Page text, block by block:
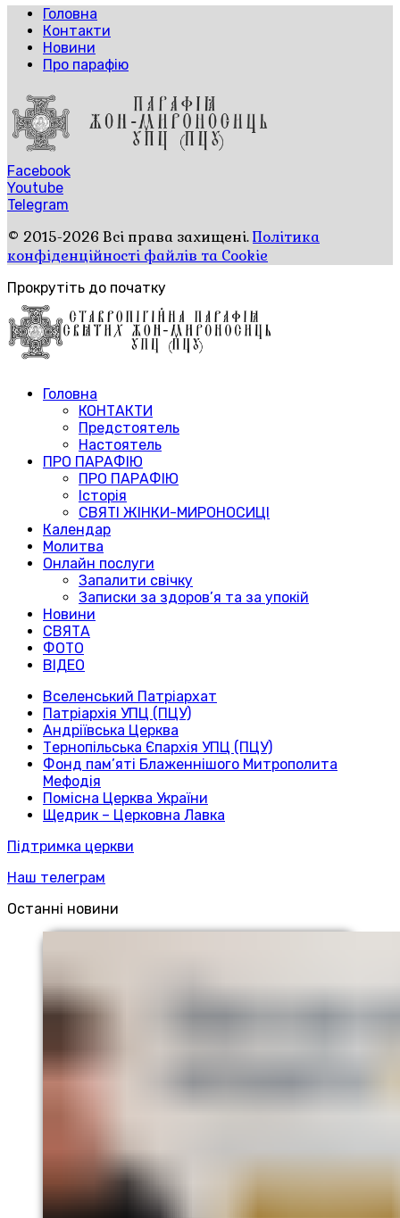
Головна
Контакти
Новини
Про парафію
Facebook
Youtube
Telegram
© 2015-2026 Всі права захищені.Політика
конфіденційності файлів та Cookie
Прокрутіть до початку
Головна
КОНТАКТИ
Предстоятель
Настоятель
ПРО ПАРАФІЮ
ПРО ПАРАФІЮ
Історія
СВЯТІ ЖІНКИ-МИРОНОСИЦІ
Календар
Молитва
Онлайн послуги
Запалити свічку
Записки за здоров’я та за упокій
Новини
СВЯТА
ФОТО
ВІДЕО
Вселенський Патріархат
Патріархія УПЦ (ПЦУ)
Андріївська Церква
Тернопільська Єпархія УПЦ (ПЦУ)
Фонд пам’яті Блаженнішого Митрополита
Мефодія
Помісна Церква України
Щедрик – Церковна Лавка
Підтримка церкви
Наш телеграм
Останні новини